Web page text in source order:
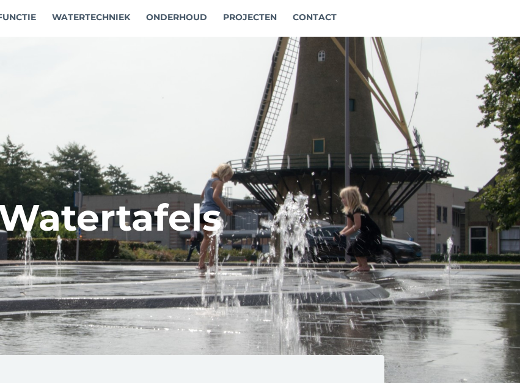
WATER­TECHNIEK ONDERHOUD PROJECTEN CONTACT